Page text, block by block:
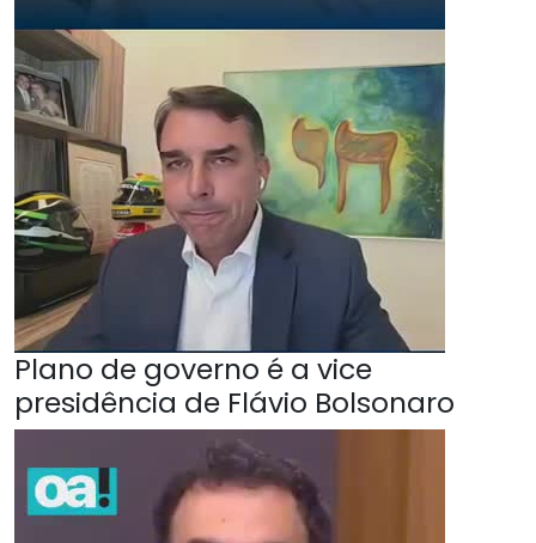
Plano de governo é a vice
presidência de Flávio Bolsonaro